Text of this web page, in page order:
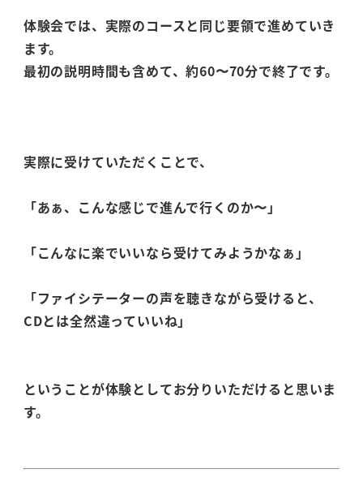
体験会では、実際のコースと同じ要領で進めていき
ます。
最初の説明時間も含めて、約60〜70分で終了です。
実際に受けていただくことで、
「あぁ、こんな感じで進んで行くのか〜」
「こんなに楽でいいなら受けてみようかなぁ」
「ファイシテーターの声を聴きながら受けると、
CDとは全然違っていいね」
ということが体験としてお分りいただけると思いま
す。